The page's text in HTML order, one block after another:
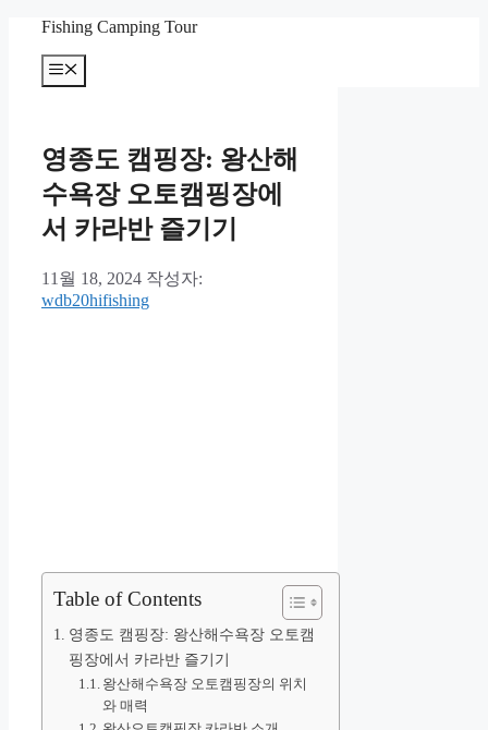
Fishing Camping Tour
메
뉴
영종도 캠핑장: 왕산해
수욕장 오토캠핑장에
서 카라반 즐기기
11월 18, 2024 작성자:
wdb20hifishing
Table of Contents
영종도 캠핑장: 왕산해수욕장 오토캠
핑장에서 카라반 즐기기
왕산해수욕장 오토캠핑장의 위치
와 매력